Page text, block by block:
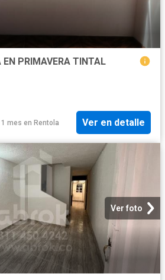
EN PRIMAVERA TINTAL
mes en Rentola Ver en detalle
Ver foto